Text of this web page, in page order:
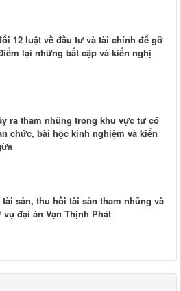
12 luật về đầu tư và tài chính để gỡ
lại những bất cập và kiến nghị
ra tham nhũng trong khu vực tư có
chức, bài học kinh nghiệm và kiến
sản, thu hồi tài sản tham nhũng và
đại án Vạn Thịnh Phát